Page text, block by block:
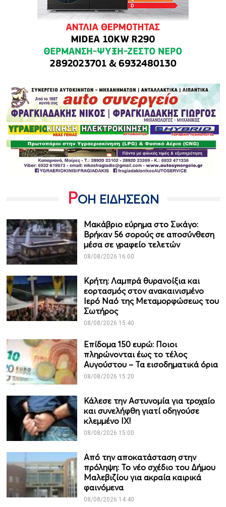
ΡΟΗ ΕΙΔΗΣΕΩΝ
Μακάβριο εύρημα στο Σικάγο:
Βρήκαν 56 σορούς σε αποσύνθεση
μέσα σε γραφείο τελετών
08/08/2026 16:00
Κρήτη: Λαμπρά θυρανοίξια και
εορτασμός στον ανακαινισμένο
Ιερό Ναό της Μεταμορφώσεως του
Σωτήρος
08/08/2026 15:40
Επίδομα 150 ευρώ: Ποιοι
πληρώνονται έως το τέλος
Αυγούστου – Τα εισοδηματικά όρια
08/08/2026 15:20
Κάλεσε την Αστυνομία για τροχαίο
και συνελήφθη γιατί οδηγούσε
κλεμμένο ΙΧ!
08/08/2026 15:00
Από την αποκατάσταση στην
πρόληψη: Το νέο σχέδιο του Δήμου
Μαλεβιζίου για ακραία καιρικά
φαινόμενα
08/08/2026 14:40